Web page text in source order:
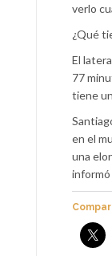
verlo
¿Qué
El
77
tiene
en el
una